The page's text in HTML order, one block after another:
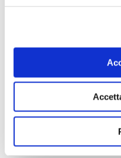
De
Baldazzini,
Moscarelli,Daniela
Il crowdfunding che